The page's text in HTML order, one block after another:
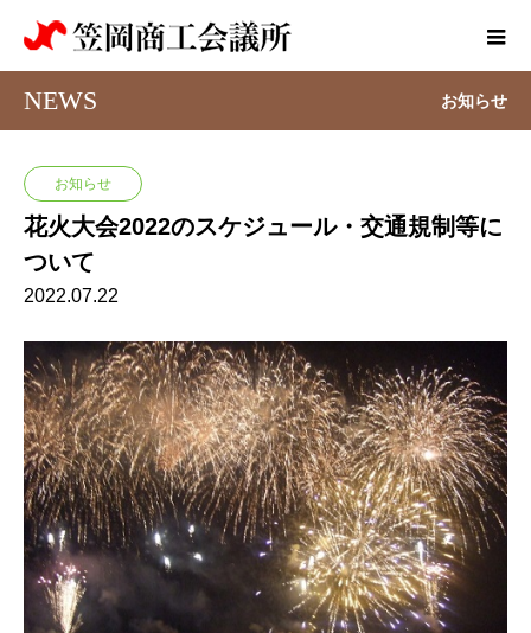
NEWS お知らせ
お知らせ
花火大会2022のスケジュール・交通規制等に
ついて
2022.07.22